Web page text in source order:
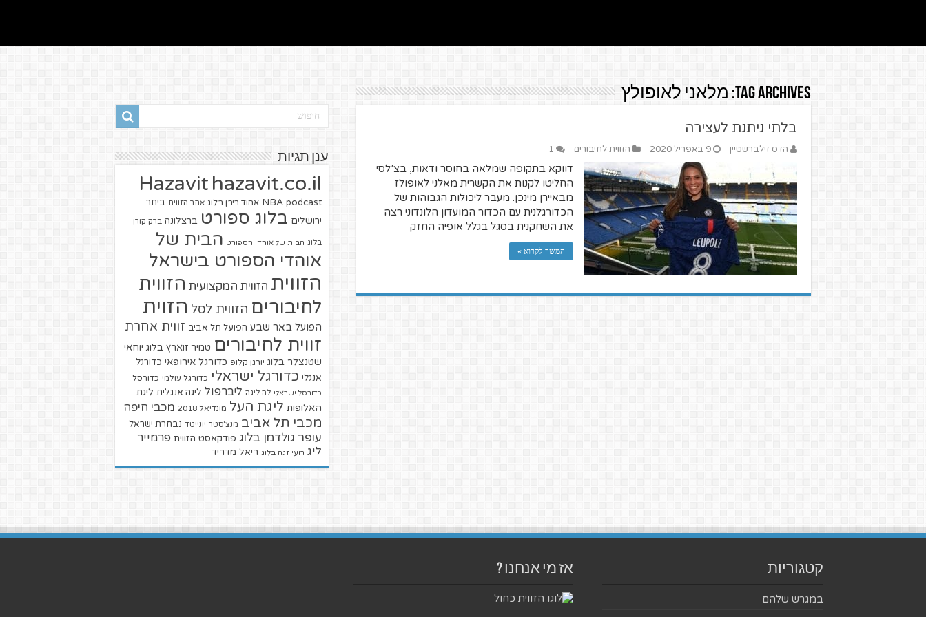
Tag Archives: מלאני לאופולץ
בלתי ניתנת לעצירה
הדס זילברשטיין 9 באפריל 2020 הזווית לחיבורים 1
דווקא בתקופה שמלאה בחוסר ודאות, בצ’לסי
החליטו לקנות את הקשרית מאלני לאופולז
מבאיירן מינכן. מעבר ליכולות הגבוהות של
הכדורגלנית עם הכדור המועדון הלונדוני רצה
את השחקנית בסגל בגלל אופיה החזק
המשך לקרוא »
ענן תגיות
Hazavit hazavit.co.il
NBA podcast אהוד ריבן בלוג אתר הזווית ביתר
ירושלים בלוג ספורט ברצלונה ברק קורן
בלוג הבית של אוהדי הספורט הבית של
אוהדי הספורט בישראל
הזווית הזווית המקצועית הזווית
לחיבורים הזווית לסל הזוית
הפועל באר שבע הפועל תל אביב זווית אחרת
זווית לחיבורים טמיר זוארץ בלוג יוחאי
שטנצלר בלוג יורגן קלופ כדורגל אירופאי כדורגל
אנגלי כדורגל ישראלי כדורגל עולמי כדורסל
כדורסל ישראלי לה ליגה ליברפול ליגה אנגלית ליגת
האלופות ליגת העל מונדיאל 2018 מכבי חיפה
מכבי תל אביב מנצ'סטר יונייטד נבחרת ישראל
עופר גולדמן בלוג פודקאסט הזווית פרמייר
ליג רועי זגה בלוג ריאל מדריד
קטגוריות
במגרש שלהם
אז מי אנחנו ?